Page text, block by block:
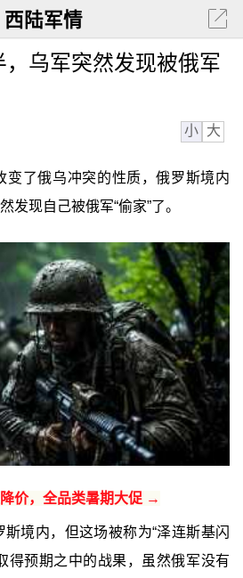
西陆军情
乌军突然发现被俄军
小 大
变了俄乌冲突的性质，俄罗斯境内
发现自己被俄军“偷家”了。
价，全品类暑期大促 →
境内，但这场被称为“泽连斯基闪
得预期之中的战果，虽然俄军没有